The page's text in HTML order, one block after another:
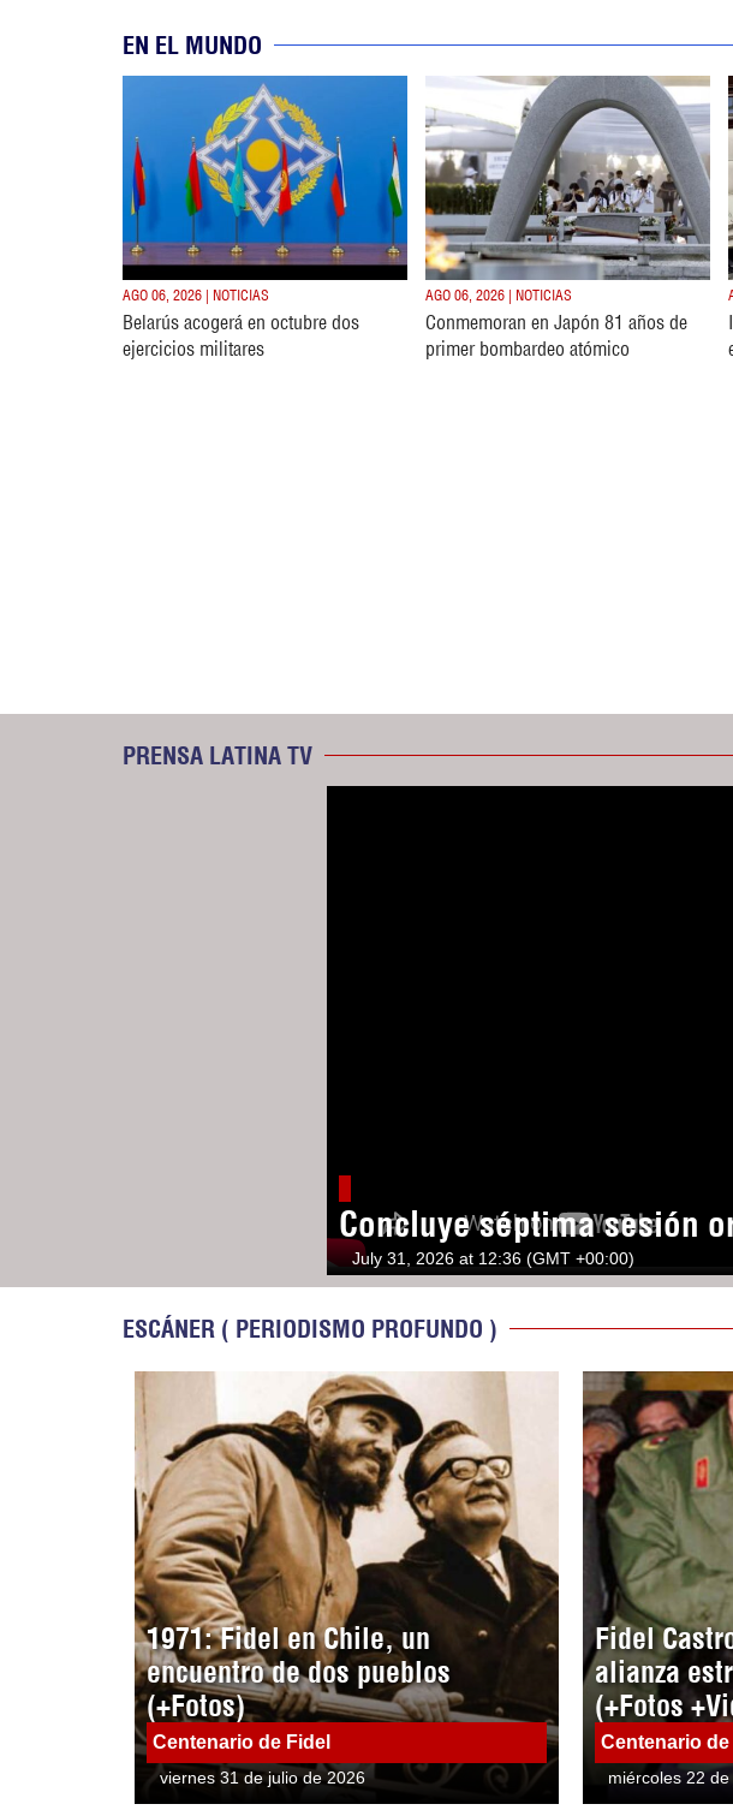
EN EL MUNDO
AGO 06, 2026 | NOTICIAS
Belarús acogerá en octubre dos
ejercicios militares
AGO 06, 2026 | NOTICIAS
Conmemoran en Japón 81 años de
primer bombardeo atómico
PRENSA LATINA TV
Concluye séptima sesión
July 31, 2026 at 12:36 (GMT +00:00)
ESCÁNER ( PERIODISMO PROFUNDO )
1971: Fidel en Chile, un
encuentro de dos pueblos
(+Fotos)
Centenario de Fidel
viernes 31 de julio de 2026
Fidel
alianza
(+Fotos
Centenario de
miércoles 22